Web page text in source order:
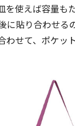
を使えば容量も
に貼り合わせ
せて、ポケッ